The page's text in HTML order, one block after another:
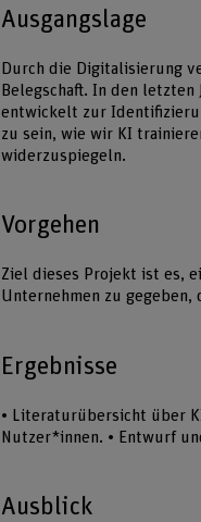
Ausgangslage
Durch die Digitalisierung
Belegschaft. In den
entwickelt zur
zu sein, wie wir KI
widerzuspiegeln.
Vorgehen
Ziel dieses Projekt ist es,
Unternehmen zu
Ergebnisse
• Literaturübersicht über
Nutzer*innen. • Entwurf
Ausblick